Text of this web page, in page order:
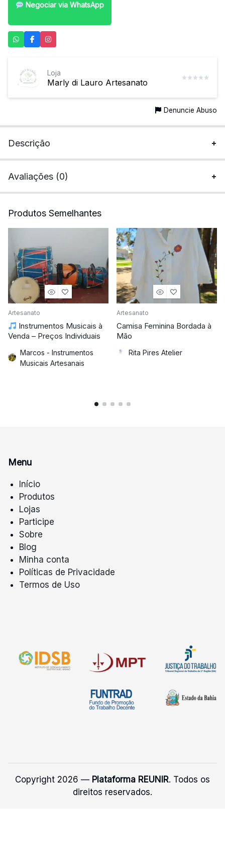
Negociar via WhatsApp
Marly di Lauro Artesanato
Loja
Denuncie Abuso
Descrição
Avaliações (0)
Produtos Semelhantes
Artesanato
Instrumentos Musicais à
Venda – Preços Individuais
Marcos - Instrumentos
Musicais Artesanais
Artesanato
Camisa Feminina Bordada à
Mão
Rita Pires Atelier
Menu
Início
Produtos
Lojas
Participe
Sobre
Blog
Minha conta
Políticas de Privacidade
Termos de Uso
Copyright 2026 — Plataforma REUNIR. Todos os
direitos reservados.